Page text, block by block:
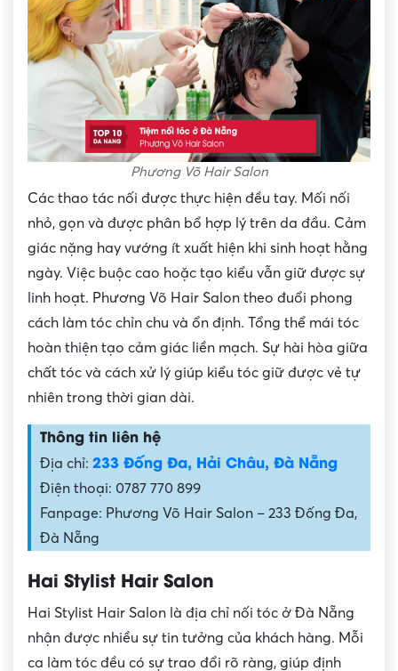
Phương Võ Hair Salon
Các thao tác nối được thực hiện đều tay. Mối nối
nhỏ, gọn và được phân bổ hợp lý trên da đầu. Cảm
giác nặng hay vướng ít xuất hiện khi sinh hoạt hằng
ngày. Việc buộc cao hoặc tạo kiểu vẫn giữ được sự
linh hoạt. Phương Võ Hair Salon theo đuổi phong
cách làm tóc chỉn chu và ổn định. Tổng thể mái tóc
hoàn thiện tạo cảm giác liền mạch. Sự hài hòa giữa
chất tóc và cách xử lý giúp kiểu tóc giữ được vẻ tự
nhiên trong thời gian dài.
Thông tin liên hệ
Địa chỉ: 233 Đống Đa, Hải Châu, Đà Nẵng
Điện thoại: 0787 770 899
Fanpage: Phương Võ Hair Salon – 233 Đống Đa,
Đà Nẵng
Hai Stylist Hair Salon
Hai Stylist Hair Salon là địa chỉ nối tóc ở Đà Nẵng
nhận được nhiều sự tin tưởng của khách hàng. Mỗi
ca làm tóc đều có sự trao đổi rõ ràng, giúp định